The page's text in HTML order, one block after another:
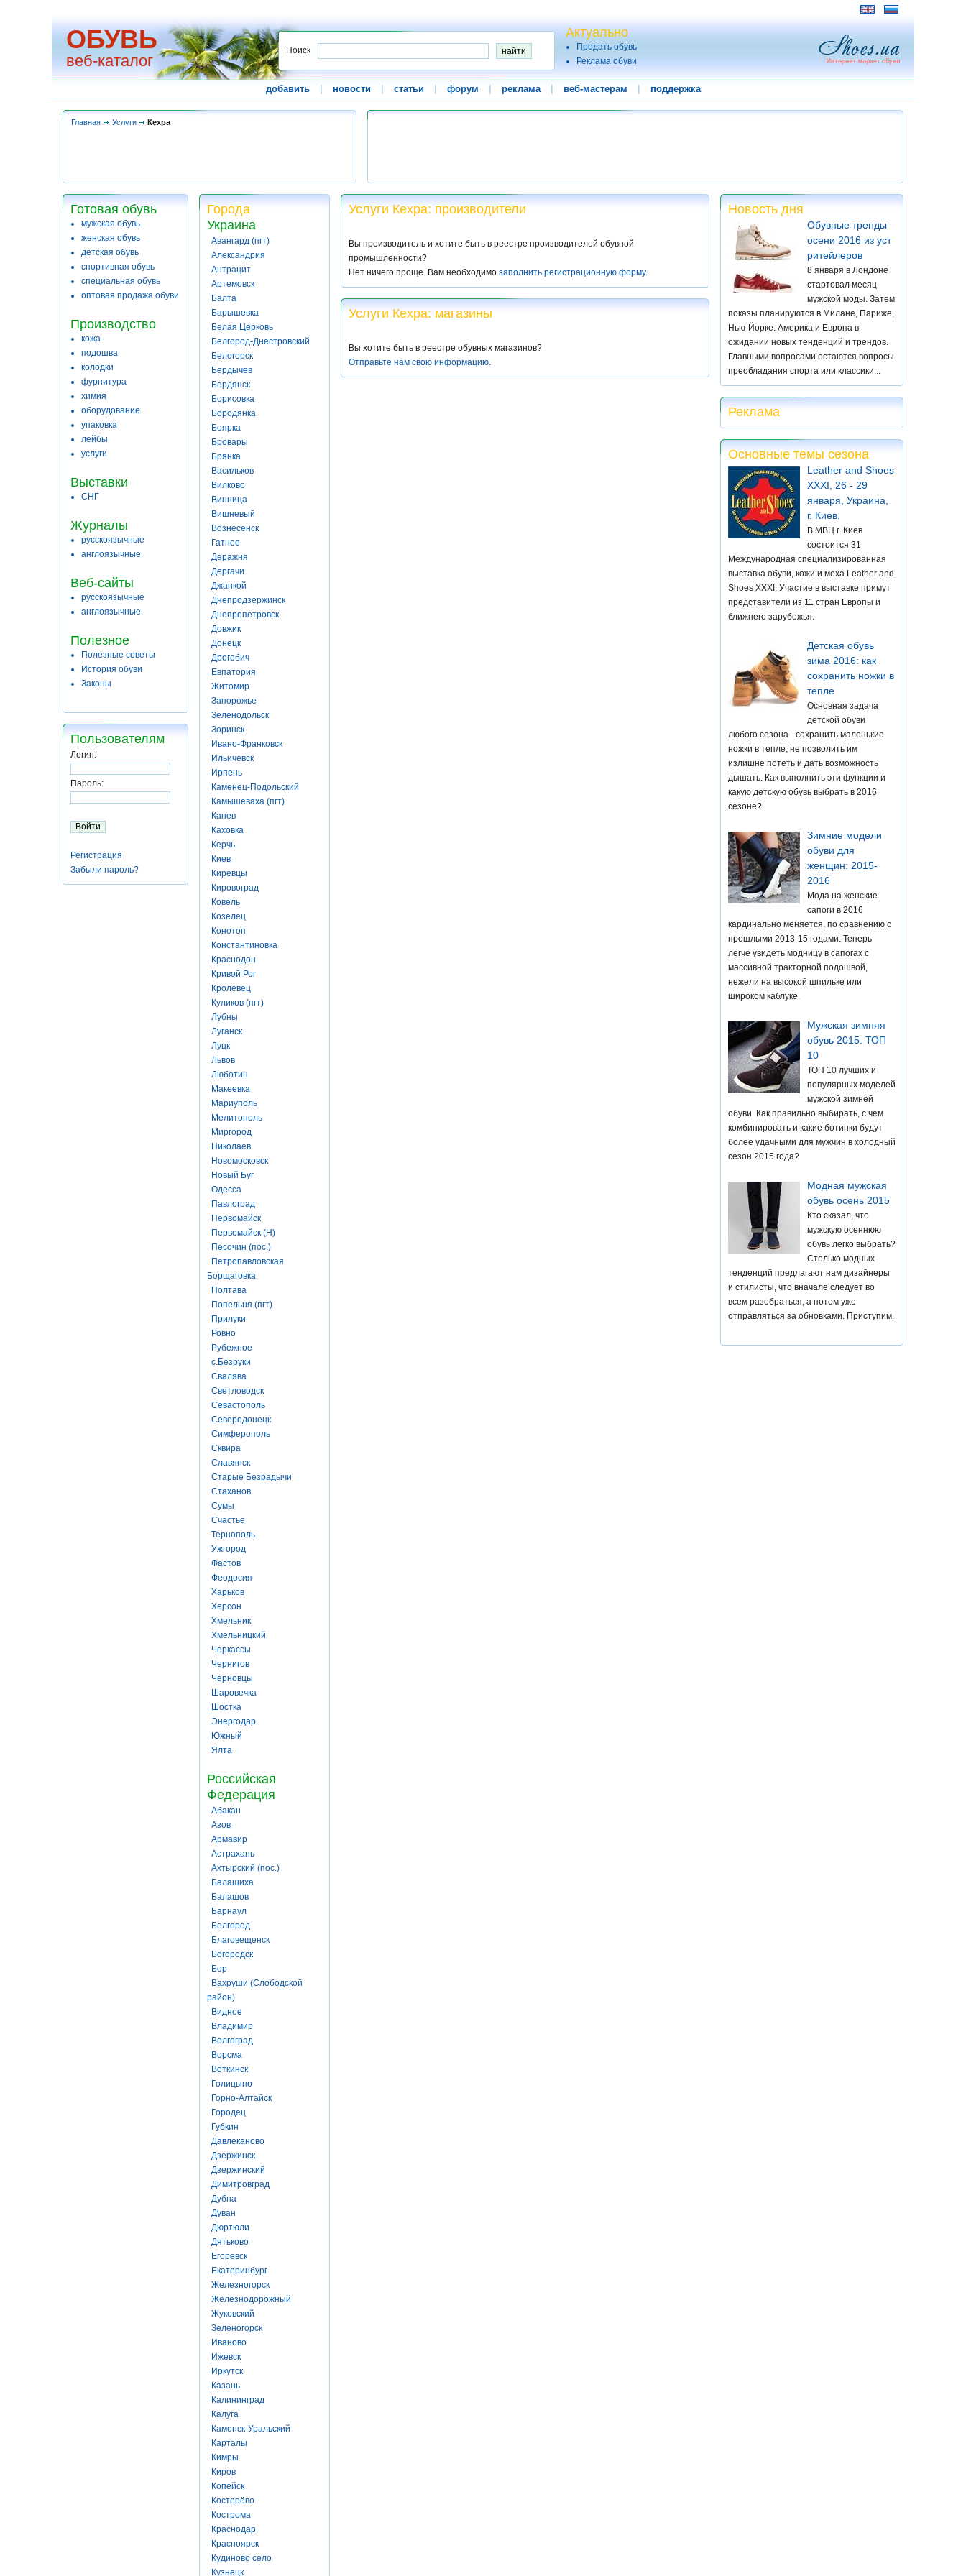
ОБУВЬ
веб-каталог
Поиск
Актуально
Продать обувь
Реклама обуви
добавить новости статьи форум реклама веб-мастерам поддержка
Главная Услуги Кехра
Готовая обувь
мужская обувь
женская обувь
детская обувь
спортивная обувь
специальная обувь
оптовая продажа обуви
Производство
кожа
подошва
колодки
фурнитура
химия
оборудование
упаковка
лейбы
услуги
Выставки
СНГ
Журналы
русскоязычные
англоязычные
Веб-сайты
русскоязычные
англоязычные
Полезное
Полезные советы
История обуви
Законы
Пользователям
Логин:
Пароль:
Регистрация
Забыли пароль?
Города
Украина
Авангард (пгт)
Александрия
Антрацит
Артемовск
Балта
Барышевка
Белая Церковь
Белгород-Днестровский
Белогорск
Бердычев
Бердянск
Борисовка
Бородянка
Боярка
Бровары
Брянка
Васильков
Вилково
Винница
Вишневый
Вознесенск
Гатное
Деражня
Дергачи
Джанкой
Днепродзержинск
Днепропетровск
Довжик
Донецк
Дрогобич
Евпатория
Житомир
Запорожье
Зеленодольск
Зоринск
Ивано-Франковск
Ильичевск
Ирпень
Каменец-Подольский
Камышеваха (пгт)
Канев
Каховка
Керчь
Киев
Киревцы
Кировоград
Ковель
Козелец
Конотоп
Константиновка
Краснодон
Кривой Рог
Кролевец
Куликов (пгт)
Лубны
Луганск
Луцк
Львов
Люботин
Макеевка
Мариуполь
Мелитополь
Миргород
Николаев
Новомосковск
Новый Буг
Одесса
Павлоград
Первомайск
Первомайск (Н)
Песочин (пос.)
Петропавловская
Борщаговка
Полтава
Попельня (пгт)
Прилуки
Ровно
Рубежное
с.Безруки
Свалява
Светловодск
Севастополь
Северодонецк
Симферополь
Сквира
Славянск
Старые Безрадычи
Стаханов
Сумы
Счастье
Тернополь
Ужгород
Фастов
Феодосия
Харьков
Херсон
Хмельник
Хмельницкий
Черкассы
Чернигов
Черновцы
Шаровечка
Шостка
Энергодар
Южный
Ялта
Российская
Федерация
Абакан
Азов
Армавир
Астрахань
Ахтырский (пос.)
Балашиха
Балашов
Барнаул
Белгород
Благовещенск
Богородск
Бор
Вахруши (Слободской
район)
Видное
Владимир
Волгоград
Ворсма
Воткинск
Голицыно
Горно-Алтайск
Городец
Губкин
Давлеканово
Дзержинск
Дзержинский
Димитровград
Дубна
Дуван
Дюртюли
Дятьково
Егоревск
Екатеринбург
Железногорск
Железнодорожный
Жуковский
Зеленогорск
Иваново
Ижевск
Иркутск
Казань
Калининград
Калуга
Каменск-Уральский
Карталы
Кимры
Киров
Копейск
Костерёво
Кострома
Краснодар
Красноярск
Кудиново село
Кузнецк
Услуги Кехра: производители
Вы производитель и хотите быть в реестре производителей обувной
промышленности?
Нет ничего проще. Вам необходимо заполнить регистрационную форму.
Услуги Кехра: магазины
Вы хотите быть в реестре обувных магазинов?
Отправьте нам свою информацию.
Новость дня
Обувные тренды
осени 2016 из уст
ритейлеров
8 января в Лондоне
стартовал месяц
мужской моды. Затем
показы планируются в Милане, Париже,
Нью-Йорке. Америка и Европа в
ожидании новых тенденций и трендов.
Главными вопросами остаются вопросы
преобладания спорта или классики...
Реклама
Основные темы сезона
Leather and Shoes
XXXI, 26 - 29
января, Украина,
г. Киев.
В МВЦ г. Киев
состоится 31
Международная специализированная
выставка обуви, кожи и меха Leather and
Shoes XXXI. Участие в выставке примут
представители из 11 стран Европы и
ближнего зарубежья.
Детская обувь
зима 2016: как
сохранить ножки в
тепле
Основная задача
детской обуви
любого сезона - сохранить маленькие
ножки в тепле, не позволить им
излишне потеть и дать возможность
дышать. Как выполнить эти функции и
какую детскую обувь выбрать в 2016
сезоне?
Зимние модели
обуви для
женщин: 2015-
2016
Мода на женские
сапоги в 2016
кардинально меняется, по сравнению с
прошлыми 2013-15 годами. Теперь
легче увидеть модницу в сапогах с
массивной тракторной подошвой,
нежели на высокой шпильке или
широком каблуке.
Мужская зимняя
обувь 2015: ТОП
10
ТОП 10 лучших и
популярных моделей
мужской зимней
обуви. Как правильно выбирать, с чем
комбинировать и какие ботинки будут
более удачными для мужчин в холодный
сезон 2015 года?
Модная мужская
обувь осень 2015
Кто сказал, что
мужскую осеннюю
обувь легко выбрать?
Столько модных
тенденций предлагают нам дизайнеры
и стилисты, что вначале следует во
всем разобраться, а потом уже
отправляться за обновками. Приступим.